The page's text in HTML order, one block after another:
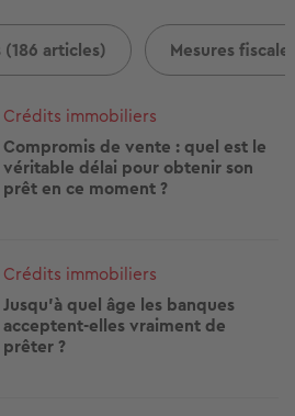
articles) Mesures
Crédits immobiliers
Compromis de vente : quel est le
véritable délai pour obtenir son
prêt en ce moment ?
Crédits immobiliers
Jusqu'à quel âge les banques
acceptent-elles vraiment de
prêter ?